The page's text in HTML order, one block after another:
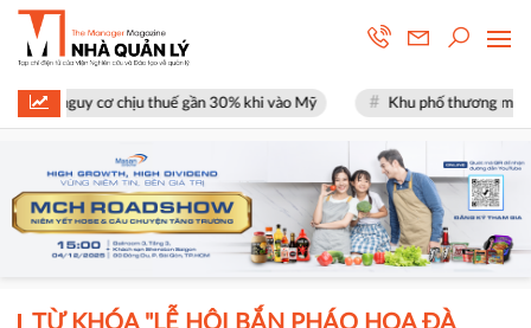
nguy cơ chịu thuế gần 30% khi vào Mỹ Khu phố thương mại
TỪ KHÓA "
LỄ HỘI BẮN PHÁO HOA ĐÀ
NẴNG" :
Doanh nghiệp hiến kế đưa
DIFF 2025 trở thành “mùa
pháo hoa” đáng nhớ nhất
Doanh nghiệp